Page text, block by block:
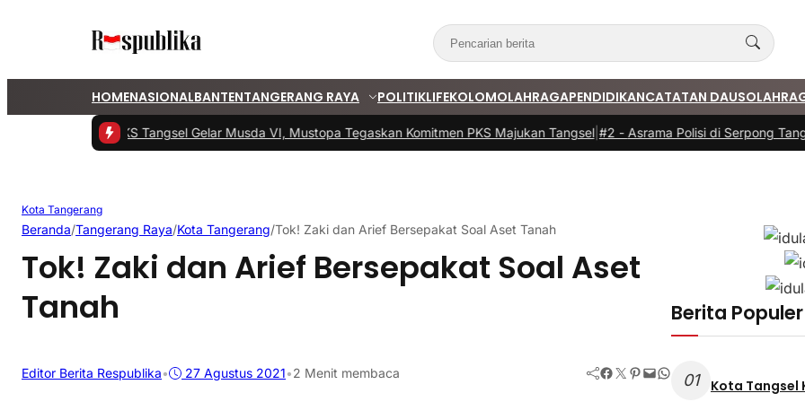
HOMENASIONALBANTENTANGERANG RAYA POLITIKLIFEKOLOMOLAHRAGAPENDIDIKANCATATAN DAUS
PKS Tangsel Gelar Musda VI, Mustopa Tegaskan Komitmen PKS Majukan Tangsel|#2 -Asrama Polisi di Serpong
Kota Tangerang
Beranda/Tangerang Raya/Kota Tangerang/Tok! Zaki dan Arief Bersepakat Soal Aset Tanah
Tok! Zaki dan Arief Bersepakat Soal Aset
Tanah
Editor Berita Respublika• 27 Agustus 2021•2 Menit membaca Facebook Twitter Pinterest Mail WhatsApp
Berita Populer
01 Kota Tangsel